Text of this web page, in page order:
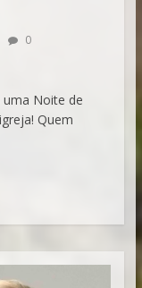
0
Noite de
Quem